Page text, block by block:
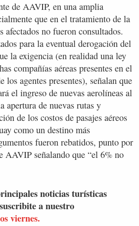
de AAVIP, en una amplia
que en el tratamiento de la
afectados no fueron consultados.
para la eventual derogación del
la exigencia (en realidad una ley
compañías aéreas presentes en el
los agentes presentes), señalan que
el ingreso de nuevas aerolíneas al
apertura de nuevas rutas y
de los costos de pasajes aéreos
como un destino más
fueron rebatidos, punto por
AAVIP señalando que “el 6% no
noticias turísticas
a nuestro
viernes.